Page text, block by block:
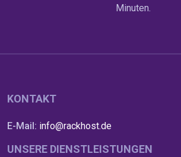
Minuten.
KONTAKT
E-Mail: info@rackhost.de
UNSERE DIENSTLEISTUNGEN